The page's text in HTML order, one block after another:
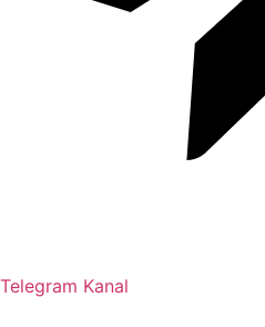
Telegram Kanal